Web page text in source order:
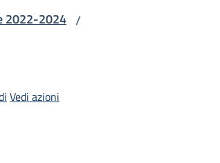
2022-2024 /
Vedi azioni